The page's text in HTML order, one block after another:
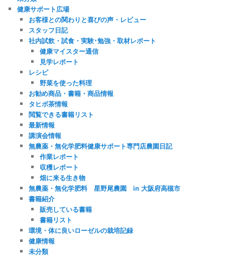
健康サポート広場
お客様との関わりと喜びの声・レビュー
スタッフ日記
社内試飲・試食・実験･勉強・取材レポート
健康マイスター通信
見学レポート
レシピ
野菜を使った料理
お勧め商品・書籍・商品情報
タヒボ茶情報
閲覧できる書籍リスト
最新情報
講演会情報
無農薬・無化学肥料健康サポート専門店農園日記
作業レポート
収穫レポート
畑に来る生き物
無農薬・無化学肥料 星野尾農園 in 大阪府高槻市
書籍紹介
販売している書籍
書籍リスト
環境・体に良いローゼルの栽培記録
健康情報
未分類